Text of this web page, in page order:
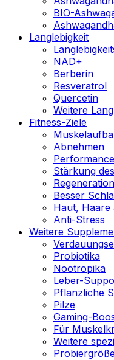
BIO-
Langlebigkeit
NAD+
Berberin
Resveratrol
Quercetin
Weitere
Fitness-Ziele
Abnehmen
Performance
Stärkung
Regeneration
Besser
Haut, Haare
Anti-Stress
Weitere
Probiotika
Nootropika
Leber-
Pflanzliche
Pilze
Gaming-
Für
Weitere